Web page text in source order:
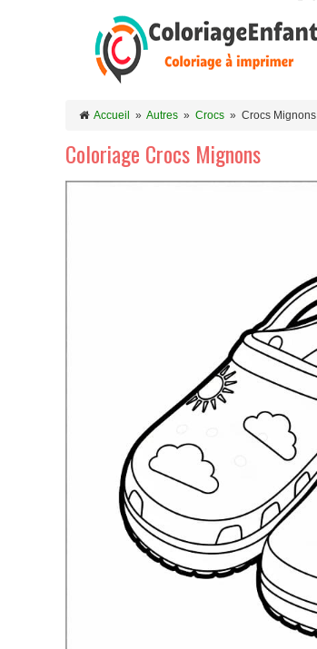
Accueil » Autres » Crocs » Crocs Mignons
Coloriage Crocs Mignons